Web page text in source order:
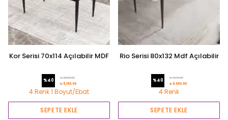
Kor Serisi 70x114 Açılabilir MDF
%40
₺ 8,600.00
₺ 5,160.00
4 Renk 1 Boyut/Ebat
SEPETE EKLE
Rio Serisi 80x132 Mdf Açılabilir
%40
₺ 10,101.00
₺ 6,060.60
4 Renk
SEPETE EKLE